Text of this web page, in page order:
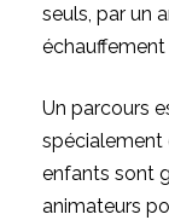
seuls, par un
échauffement
Un parcours
spécialement
enfants sont
animateurs